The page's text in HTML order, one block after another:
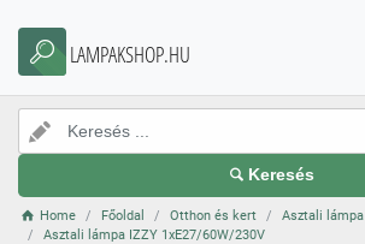
LAMPAKSHOP.HU
Keresés
Home Főoldal Otthon és kert
Asztali lámpa
Asztali lámpa IZZY 1xE27/60W/230V